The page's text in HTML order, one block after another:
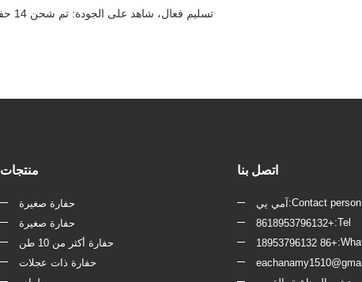
منتجات
حفارة صغيرة
حفارة صغيرة
حفارة أكثر من 10 طن
حفارة ذات عجلات
اتصل بنا
Contact person: آمي يي
Tel:
+8618953796132
+86 18953796132